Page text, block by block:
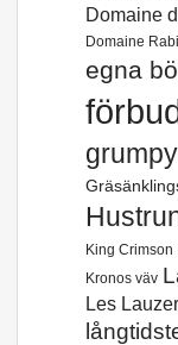
Domaine
Domaine
egna
grumpy
King Crimson
Kronos väv
Les